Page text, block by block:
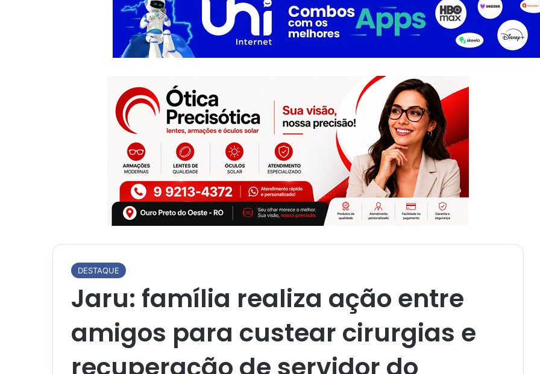
DESTAQUE
Jaru: família realiza ação entre
amigos para custear cirurgias e
recuperação de servidor do